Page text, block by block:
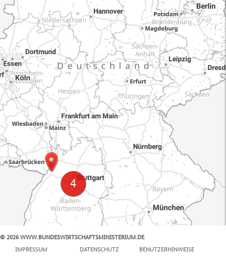
© 2026 WWW.BUNDESWIRTSCHAFTSMINISTERIUM.DE
IMPRESSUM
DATENSCHUTZ BENUTZERHINWEISE